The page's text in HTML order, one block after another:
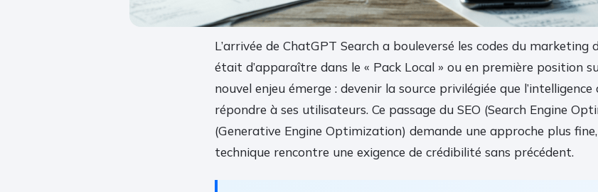
L’arrivée de ChatGPT Search a bouleversé les codes du marketing
était d’apparaître dans le « Pack Local » ou en première position
nouvel enjeu émerge : devenir la source privilégiée que
répondre à ses utilisateurs. Ce passage du SEO (Search Engine
(Generative Engine Optimization) demande une approche plus
technique rencontre une exigence de crédibilité sans précédent.